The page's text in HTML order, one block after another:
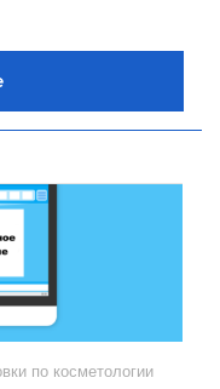
по косметологии